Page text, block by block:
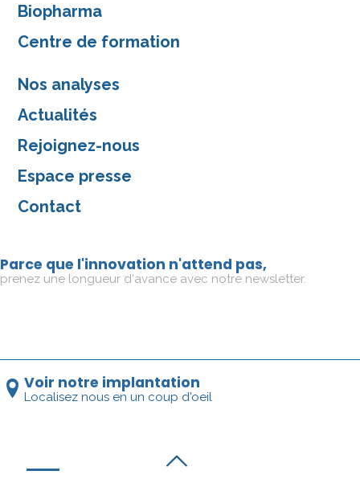
Biopharma
Centre de formation
Nos analyses
Actualités
Rejoignez-nous
Espace presse
Contact
Parce que l'innovation n'attend pas,
prenez une longueur d'avance avec notre newsletter.
Voir notre implantation
Localisez nous en un coup d'oeil